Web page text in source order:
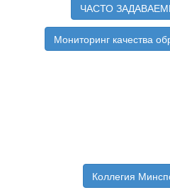
ЧАСТО
Мониторинг качества
Коллегия